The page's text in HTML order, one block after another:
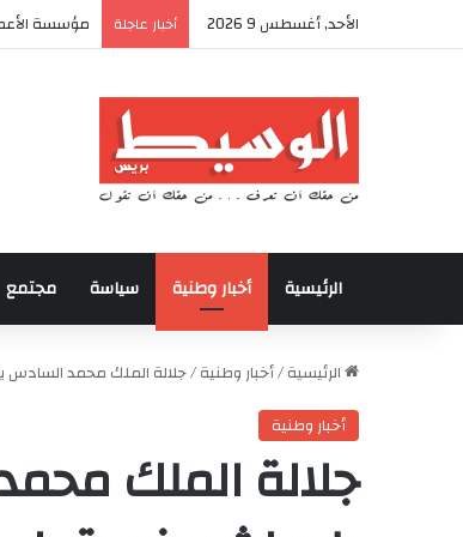
الأحد, أغسطس 9 2026 أخبار عاجلة مؤسسة
الرئيسية أخبار وطنية سياسة مجتمع
الرئيسية/أخبار وطنية/جلالة الملك محمد السادس
أخبار وطنية
جلالة الملك